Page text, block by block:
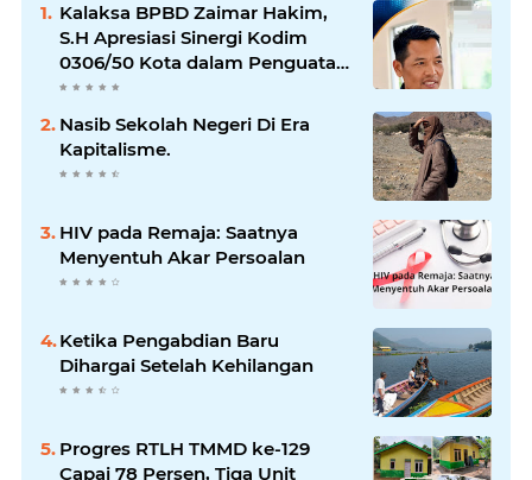
Kalaksa BPBD Zaimar Hakim,
S.H Apresiasi Sinergi Kodim
0306/50 Kota dalam Penguatan
Mitigasi dan Penanganan
Bencana
Nasib Sekolah Negeri Di Era
Kapitalisme.
HIV pada Remaja: Saatnya
Menyentuh Akar Persoalan
Ketika Pengabdian Baru
Dihargai Setelah Kehilangan
Progres RTLH TMMD ke-129
Capai 78 Persen, Tiga Unit